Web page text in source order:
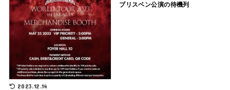
2023.12.14
ブリスベン公演の待機列